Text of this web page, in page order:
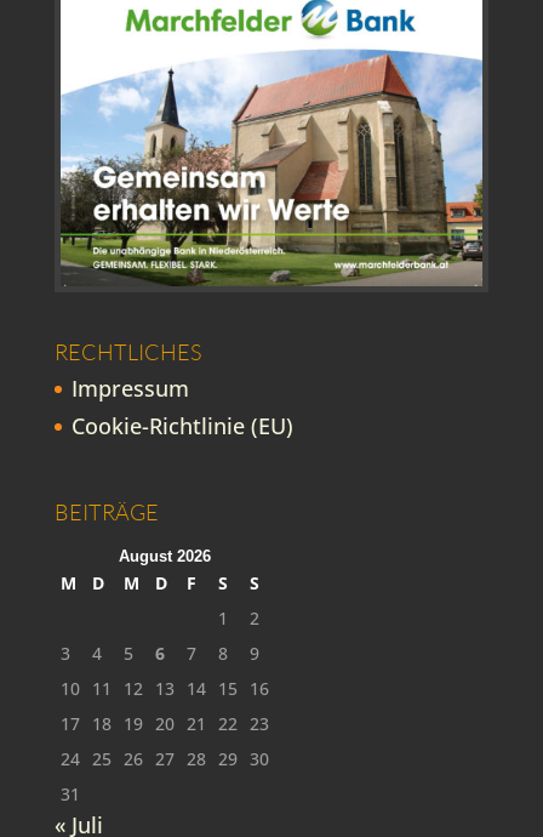
RECHTLICHES
Impressum
Cookie-Richtlinie (EU)
BEITRÄGE
August 2026
M D M D F S
S
1
2
3
4 5 6 7 8
9
10 11 12 13 14 15
16
17 18 19 20 21 22
23
24 25 26 27 28 29 30
31
« Juli